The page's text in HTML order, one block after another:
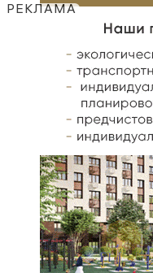
РЕКЛАМА